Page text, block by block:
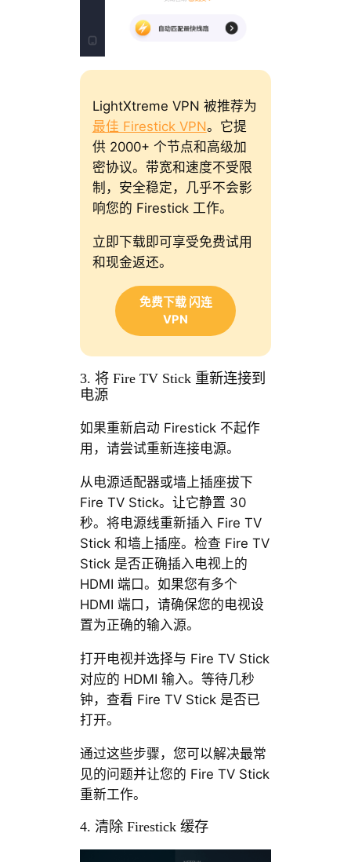
LightXtreme VPN 被推荐为
最佳 Firestick VPN。它提
供 2000+ 个节点和高级加
密协议。带宽和速度不受限
制，安全稳定，几乎不会影
响您的 Firestick 工作。
立即下载即可享受免费试用
和现金返还。
免费下载 闪连
VPN
3. 将 Fire TV Stick 重新连接到
电源
如果重新启动 Firestick 不起作
用，请尝试重新连接电源。
从电源适配器或墙上插座拔下
Fire TV Stick。让它静置 30
秒。将电源线重新插入 Fire TV
Stick 和墙上插座。检查 Fire TV
Stick 是否正确插入电视上的
HDMI 端口。如果您有多个
HDMI 端口，请确保您的电视设
置为正确的输入源。
打开电视并选择与 Fire TV Stick
对应的 HDMI 输入。等待几秒
钟，查看 Fire TV Stick 是否已
打开。
通过这些步骤，您可以解决最常
见的问题并让您的 Fire TV Stick
重新工作。
4. 清除 Firestick 缓存